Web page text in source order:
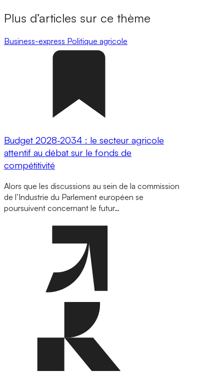
Plus d’articles sur ce thème
Business-express Politique agricole
Budget 2028-2034 : le secteur agricole
attentif au débat sur le fonds de
compétitivité
Alors que les discussions au sein de la commission
de l’Industrie du Parlement européen se
poursuivent concernant le futur…